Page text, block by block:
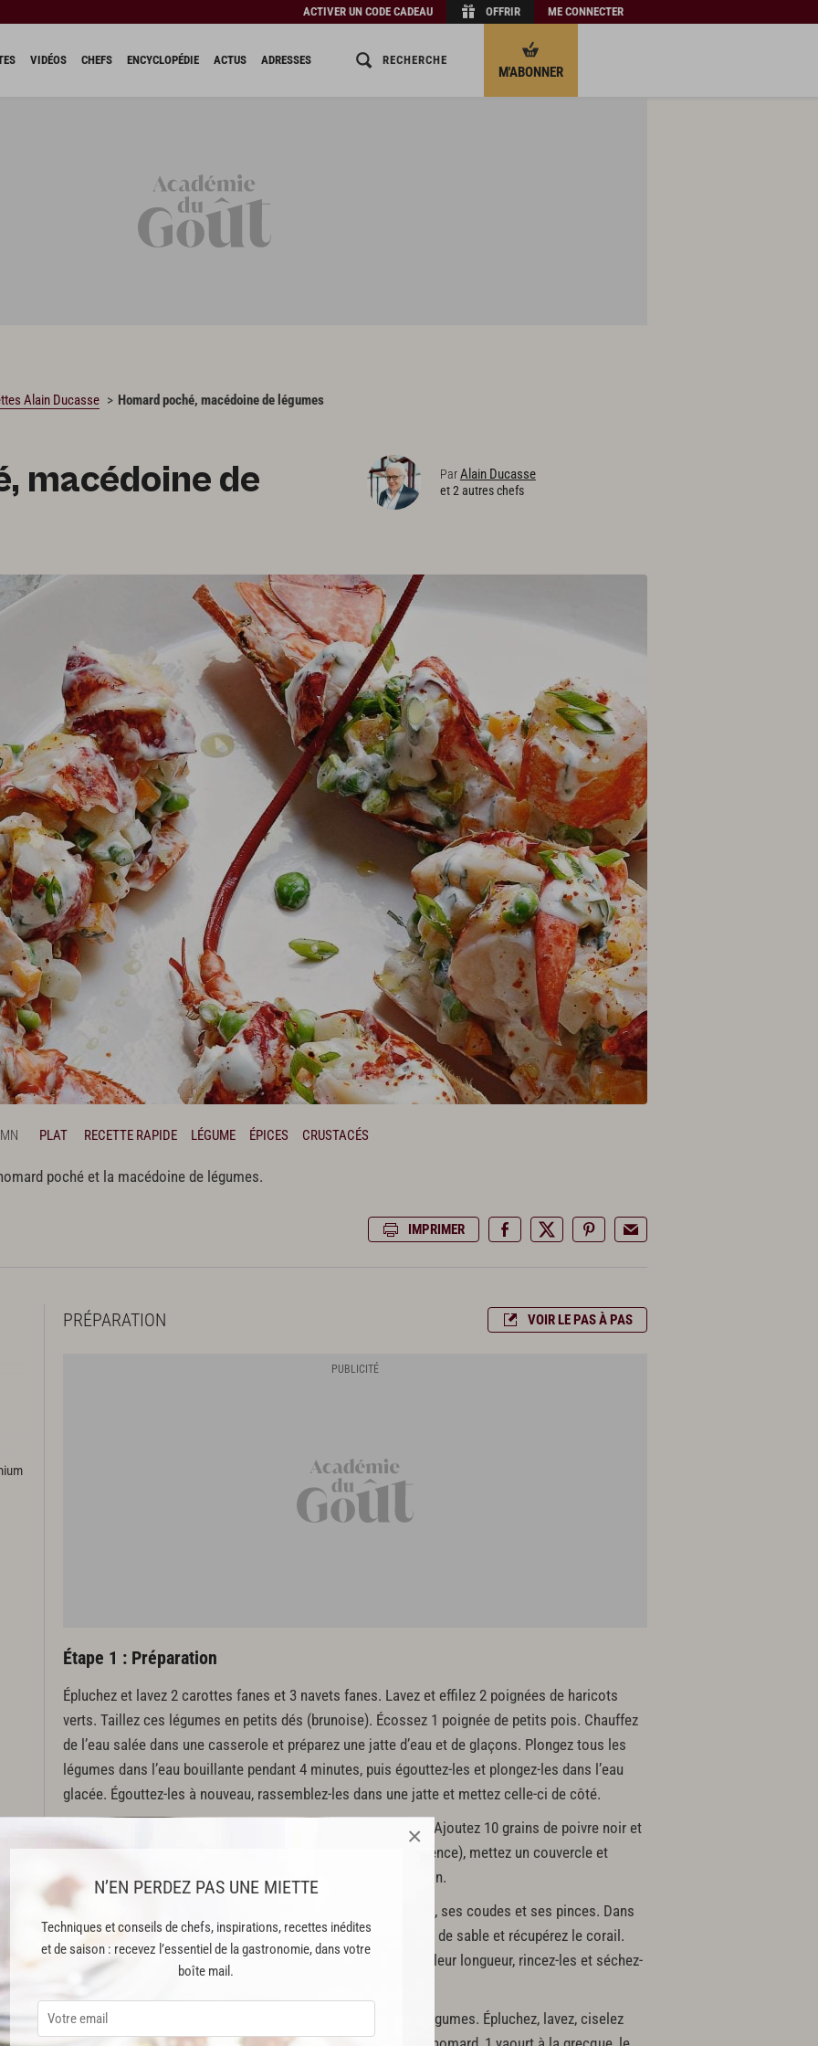
N’EN PERDEZ PAS UNE MIETTE
Techniques et conseils de chefs, inspirations, recettes inédites
et de saison : recevez l’essentiel de la gastronomie, dans votre
boîte mail.
×
ACTIVER UN CODE CADEAU OFFRIR ME CONNECTER
VIDÉOS CHEFS ENCYCLOPÉDIE ACTUS ADRESSES RECHERCHE
M'ABONNER
Alain Ducasse Homard poché, macédoine de légumes
macédoine de
ParAlain Ducasse
et 2 autres chefs
PLAT RECETTE RAPIDE LÉGUME ÉPICES CRUSTACÉS
poché et la macédoine de légumes.
IMPRIMER
PRÉPARATION VOIR LE PAS À PAS
Étape 1 : Préparation
Épluchez et lavez 2 carottes fanes et 3 navets fanes. Lavez et effilez 2 poignées de haricots
verts. Taillez ces légumes en petits dés (brunoise). Écossez 1 poignée de petits pois. Chauffez
de l’eau salée dans une casserole et préparez une jatte d’eau et de glaçons. Plongez tous les
légumes dans l’eau bouillante pendant 4 minutes, puis égouttez-les et plongez-les dans l’eau
glacée. Égouttez-les à nouveau, rassemblez-les dans une jatte et mettez celle-ci de côté.
Dans un faitout, versez 3 litres d’eau et 2 verres de vin blanc. Ajoutez 10 grains de poivre noir et
faites bouillir. Plongez-y 1 homard de 600 g (breton de préférence), mettez un couvercle et
cuisez-le pendant 5 minutes à partir de la reprise de l’ébullition.
Sortez-le et, dès qu’il n’est plus brûlant, décortiquez sa queue, ses coudes et ses pinces. Dans
la queue, retirez le boyau noir. Dans la tête, éliminez la poche de sable et récupérez le corail.
Coupez les carapaces de la tête et de la queue en deux dans leur longueur, rincez-les et séchez-
Taillez les chairs en morceaux. Ajoutez-les dans la jatte de légumes. Épluchez, lavez, ciselez